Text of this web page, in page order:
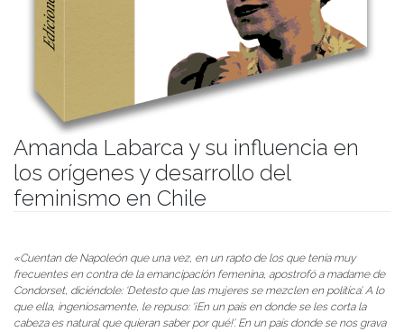
Amanda Labarca y su influencia en
los orígenes y desarrollo del
feminismo en Chile
«Cuentan de Napoleón que una vez, en un rapto de los que tenía muy
frecuentes en contra de la emancipación femenina, apostrofó a madame de
Condorset, diciéndole: ‘Detesto que las mujeres se mezclen en política’. A lo
que ella, ingeniosamente, le repuso: ‘¡En un país en donde se les corta la
cabeza es natural que quieran saber por qué!’. En un país donde se nos grava